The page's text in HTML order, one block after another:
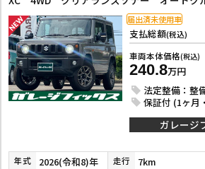
支払総額(税込)
車両本体価格(税込)
240.8万円
法定整備：整
保証付 (1ヶ月
届出済未使用車
ガレージ
年式 2026(令和8)年 走行 7km